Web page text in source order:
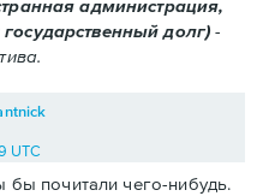
администрация,
долг)-
UTC
почитали чего-нибудь.